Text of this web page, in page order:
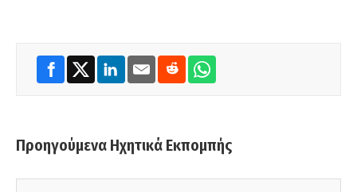
Προηγούμενα Ηχητικά Εκπομπής